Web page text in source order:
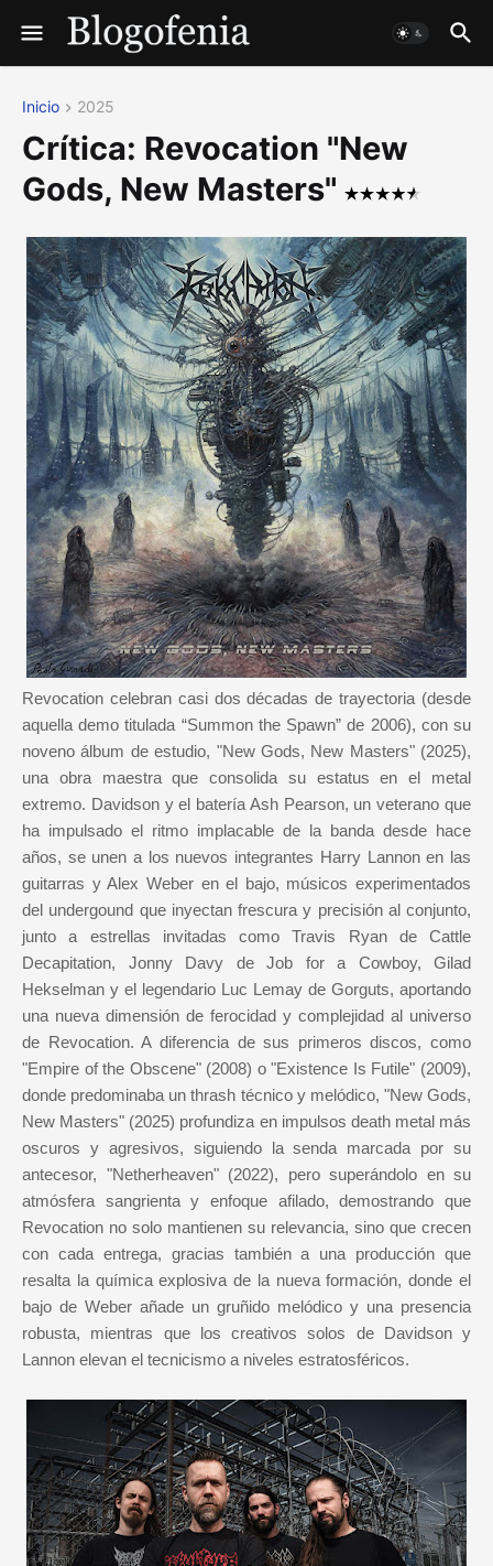
Inicio 2025
Crítica: Revocation "New
Gods, New Masters"
Revocation celebran casi dos décadas de trayectoria (desde
aquella demo titulada “Summon the Spawn” de 2006), con su
noveno álbum de estudio, "New Gods, New Masters" (2025),
una obra maestra que consolida su estatus en el metal
extremo. Davidson y el batería Ash Pearson, un veterano que
ha impulsado el ritmo implacable de la banda desde hace
años, se unen a los nuevos integrantes Harry Lannon en las
guitarras y Alex Weber en el bajo, músicos experimentados
del undergound que inyectan frescura y precisión al conjunto,
junto a estrellas invitadas como Travis Ryan de Cattle
Decapitation, Jonny Davy de Job for a Cowboy, Gilad
Hekselman y el legendario Luc Lemay de Gorguts, aportando
una nueva dimensión de ferocidad y complejidad al universo
de Revocation. A diferencia de sus primeros discos, como
"Empire of the Obscene" (2008) o "Existence Is Futile" (2009),
donde predominaba un thrash técnico y melódico, "New Gods,
New Masters" (2025) profundiza en impulsos death metal más
oscuros y agresivos, siguiendo la senda marcada por su
antecesor, "Netherheaven" (2022), pero superándolo en su
atmósfera sangrienta y enfoque afilado, demostrando que
Revocation no solo mantienen su relevancia, sino que crecen
con cada entrega, gracias también a una producción que
resalta la química explosiva de la nueva formación, donde el
bajo de Weber añade un gruñido melódico y una presencia
robusta, mientras que los creativos solos de Davidson y
Lannon elevan el tecnicismo a niveles estratosféricos.